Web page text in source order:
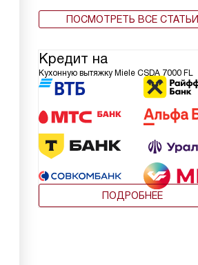
ПОСМОТРЕТЬ ВСЕ СТАТЬИ
Кредит на
Кухонную вытяжку Miele CSDA 7000 FL
ПОДРОБНЕЕ